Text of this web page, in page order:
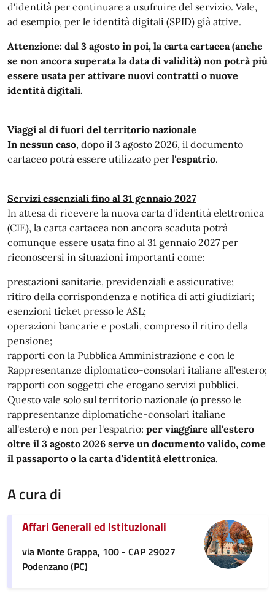
d'identità per continuare a usufruire del servizio. Vale,
ad esempio, per le identità digitali (SPID) già attive.
Attenzione: dal 3 agosto in poi, la carta cartacea (anche
se non ancora superata la data di validità) non potrà più
essere usata per attivare nuovi contratti o nuove
identità digitali.
Viaggi al di fuori del territorio nazionale
In nessun caso, dopo il 3 agosto 2026, il documento
cartaceo potrà essere utilizzato per l'espatrio.
Servizi essenziali fino al 31 gennaio 2027
In attesa di ricevere la nuova carta d'identità elettronica
(CIE), la carta cartacea non ancora scaduta potrà
comunque essere usata fino al 31 gennaio 2027 per
riconoscersi in situazioni importanti come:
prestazioni sanitarie, previdenziali e assicurative;
ritiro della corrispondenza e notifica di atti giudiziari;
esenzioni ticket presso le ASL;
operazioni bancarie e postali, compreso il ritiro della
pensione;
rapporti con la Pubblica Amministrazione e con le
Rappresentanze diplomatico-consolari italiane all'estero;
rapporti con soggetti che erogano servizi pubblici.
Questo vale solo sul territorio nazionale (o presso le
rappresentanze diplomatiche-consolari italiane
all'estero) e non per l'espatrio: per viaggiare all'estero
oltre il 3 agosto 2026 serve un documento valido, come
il passaporto o la carta d'identità elettronica.
A cura di
Affari Generali ed Istituzionali
via Monte Grappa, 100 - CAP 29027
Podenzano (PC)